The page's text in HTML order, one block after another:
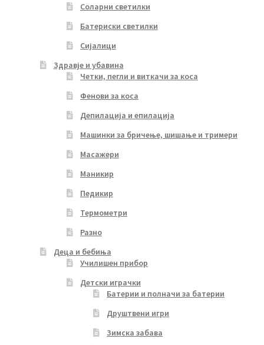
Соларни светилки
Батериски светилки
Сијалици
Здравје и убавина
Четки, пегли и виткачи за коса
Фенови за коса
Депилација и епилација
Машинки за бричење, шишање и тримери
Масажери
Маникир
Педикир
Термометри
Разно
Деца и бебиња
Училишен прибор
Детски играчки
Батерии и полначи за батерии
Друштвени игри
Зимска забава